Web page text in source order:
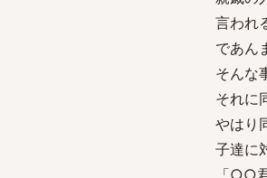
言われ
であん
そんな
それに
やはり
子達に